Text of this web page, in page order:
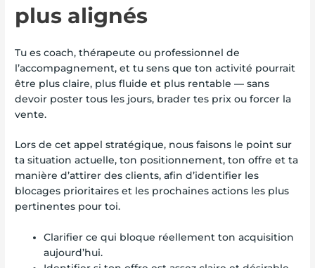
plus alignés
Tu es coach, thérapeute ou professionnel de
l’accompagnement, et tu sens que ton activité pourrait
être plus claire, plus fluide et plus rentable — sans
devoir poster tous les jours, brader tes prix ou forcer la
vente.
Lors de cet appel stratégique, nous faisons le point sur
ta situation actuelle, ton positionnement, ton offre et ta
manière d’attirer des clients, afin d’identifier les
blocages prioritaires et les prochaines actions les plus
pertinentes pour toi.
Clarifier ce qui bloque réellement ton acquisition
aujourd’hui.